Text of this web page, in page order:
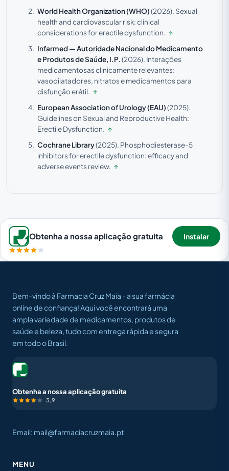
World Health Organization (WHO)(2026). Sexual
health and cardiovascular risk: clinical
considerations for erectile dysfunction. ↑
Infarmed — Autoridade Nacional do Medicamento
e Produtos de Saúde, I.P.(2026). Interações
medicamentosas clinicamente relevantes:
vasodilatadores, nitratos e medicamentos para
disfunção erétil. ↑
European Association of Urology (EAU)(2025).
Guidelines on Sexual and Reproductive Health:
Erectile Dysfunction. ↑
Cochrane Library(2025). Phosphodiesterase-5
inhibitors for erectile dysfunction: efficacy and
adverse events review. ↑
Obtenha a nossa aplicação gratuita Instalar
Bem-vindo à Farmacia Cruz Maia - a sua farmácia
online de confiança! Aqui você encontrará uma
ampla variedade de medicamentos, produtos de
saúde e beleza, tudo com entrega rápida e segura
em todo o Brasil.
Obtenha a nossa aplicação gratuita
3,9
Email: mail@farmaciacruzmaia.pt
MENU